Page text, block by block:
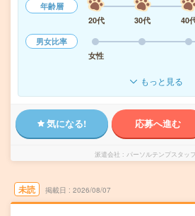
年齢層
20代
30代 40
男女比率
女性
もっと見る
気になる! 応募へ進む
派遣会社 パーソルテンプスタッ
未読 掲載日 2026/08/07